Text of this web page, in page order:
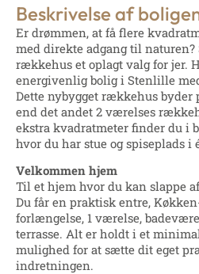
Beskrivelse af
Er drømmen, at få flere
med direkte adgang til naturen?
rækkehus et oplagt valg for jer.
energivenlig bolig i Stenlille
Dette nybygget rækkehus byder
end det andet 2 værelses
ekstra kvadratmeter finder du i
hvor du har stue og spiseplads i
Velkommen hjem
Til et hjem hvor du kan slappe
Du får en praktisk entre,
forlængelse, 1 værelse,
terrasse. Alt er holdt i et
mulighed for at sætte dit eget
indretningen.